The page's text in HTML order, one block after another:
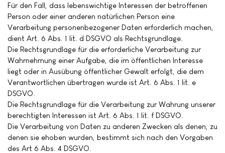
Für den Fall, dass lebenswichtige Interessen der betroffenen
Person oder einer anderen natürlichen Person eine
Verarbeitung personenbezogener Daten erforderlich machen,
dient Art. 6 Abs. 1 lit. d DSGVO als Rechtsgrundlage.
Die Rechtsgrundlage für die erforderliche Verarbeitung zur
Wahrnehmung einer Aufgabe, die im öffentlichen Interesse
liegt oder in Ausübung öffentlicher Gewalt erfolgt, die dem
Verantwortlichen übertragen wurde ist Art. 6 Abs. 1 lit. e
DSGVO.
Die Rechtsgrundlage für die Verarbeitung zur Wahrung unserer
berechtigten Interessen ist Art. 6 Abs. 1 lit. f DSGVO.
Die Verarbeitung von Daten zu anderen Zwecken als denen, zu
denen sie ehoben wurden, bestimmt sich nach den Vorgaben
des Art 6 Abs. 4 DSGVO.